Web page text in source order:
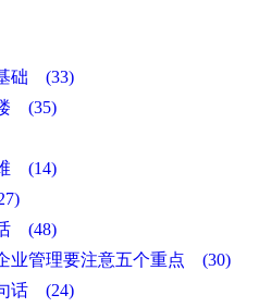
基础 (33)
楼 (35)
维 (14)
话 (48)
业管理要注意五个重点 (30)
句话 (24)